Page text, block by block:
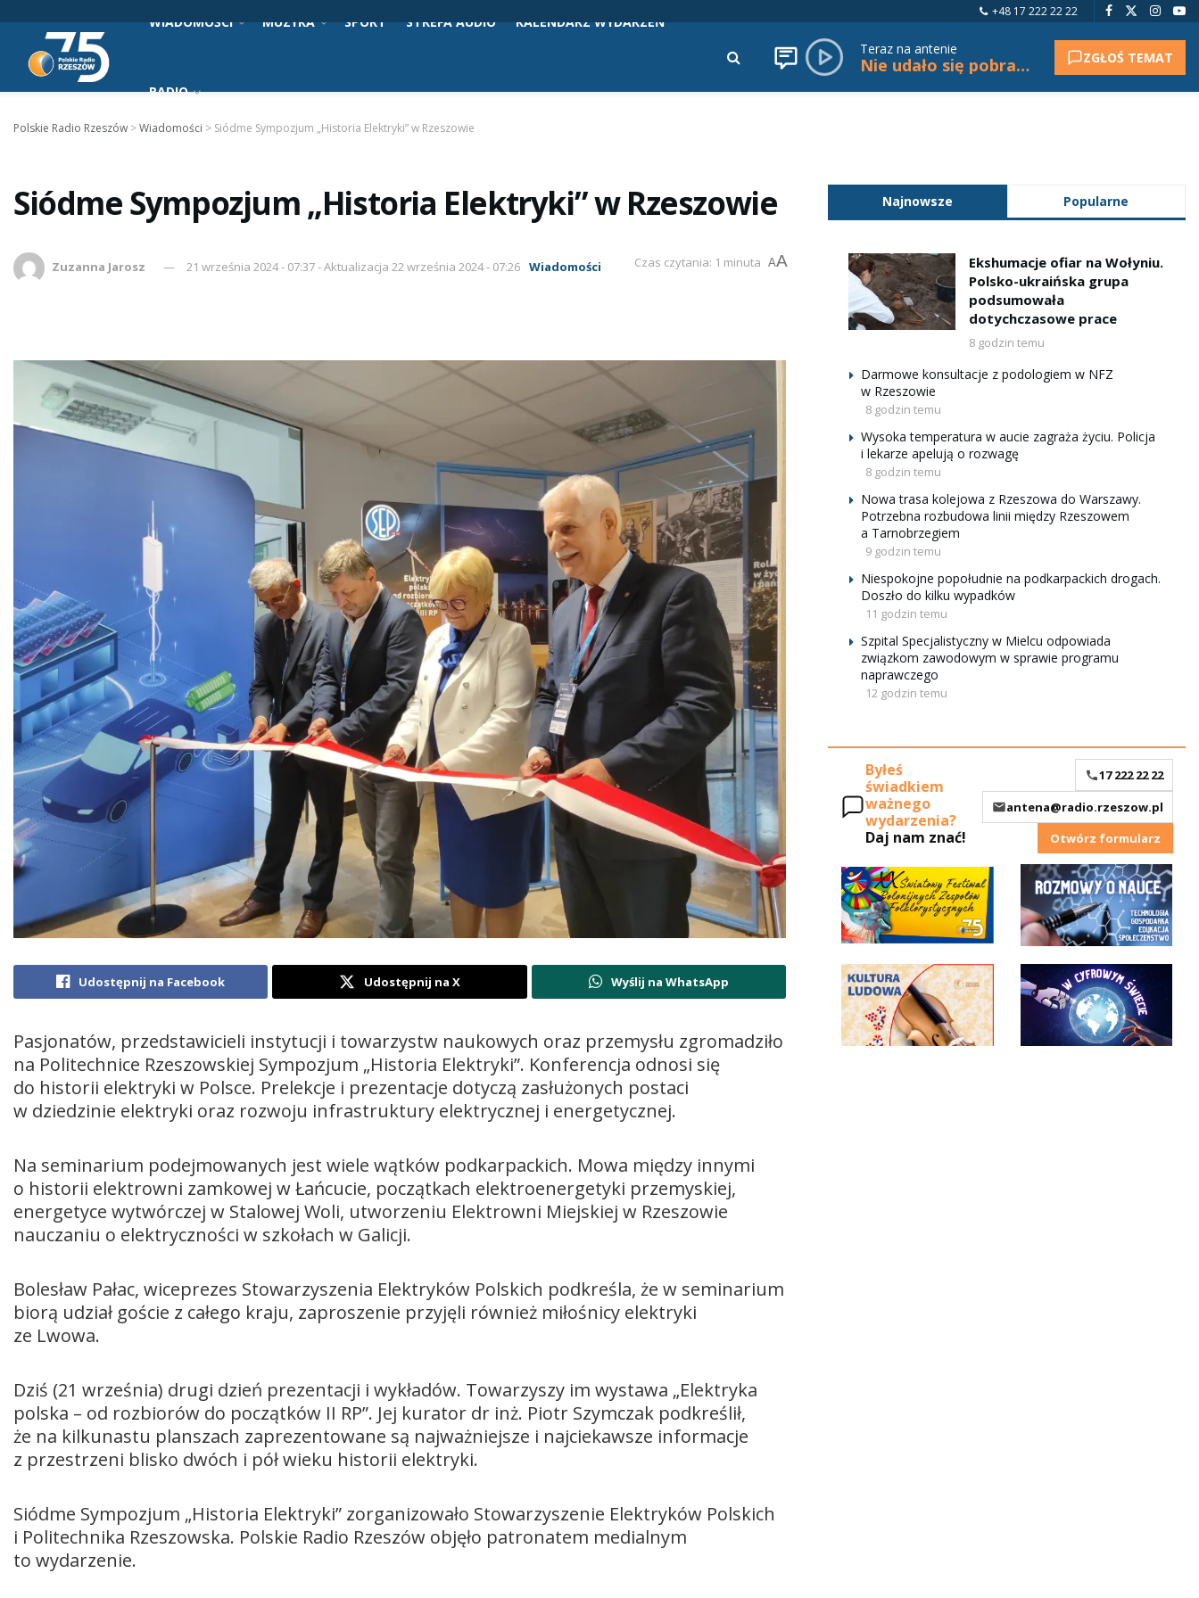
+48 17 222 22 22
WIADOMOŚCI MUZYKA SPORT STREFA AUDIO KALENDARZ WYDARZEŃ
RADIO
Teraz na antenie
Nie udało się pobrać tytułu. ZGŁOŚ TEMAT
Polskie Radio Rzeszów >Wiadomości > Siódme Sympozjum „Historia Elektryki” w Rzeszowie
Siódme Sympozjum „Historia Elektryki” w Rzeszowie
Zuzanna Jarosz 21 września 2024 - 07:37 - Aktualizacja 22 września 2024 - 07:26 Wiadomości Czas czytania: 1 minuta AA
Udostępnij na Facebook Udostępnij na X Wyślij na WhatsApp
Pasjonatów, przedstawicieli instytucji i towarzystw naukowych oraz przemysłu zgromadziło
na Politechnice Rzeszowskiej Sympozjum „Historia Elektryki”. Konferencja odnosi się
do historii elektryki w Polsce. Prelekcje i prezentacje dotyczą zasłużonych postaci
w dziedzinie elektryki oraz rozwoju infrastruktury elektrycznej i energetycznej.
Na seminarium podejmowanych jest wiele wątków podkarpackich. Mowa między innymi
o historii elektrowni zamkowej w Łańcucie, początkach elektroenergetyki przemyskiej,
energetyce wytwórczej w Stalowej Woli, utworzeniu Elektrowni Miejskiej w Rzeszowie
nauczaniu o elektryczności w szkołach w Galicji.
Bolesław Pałac, wiceprezes Stowarzyszenia Elektryków Polskich podkreśla, że w seminarium
biorą udział goście z całego kraju, zaproszenie przyjęli również miłośnicy elektryki
ze Lwowa.
Dziś (21 września) drugi dzień prezentacji i wykładów. Towarzyszy im wystawa „Elektryka
polska – od rozbiorów do początków II RP”. Jej kurator dr inż. Piotr Szymczak podkreślił,
że na kilkunastu planszach zaprezentowane są najważniejsze i najciekawsze informacje
z przestrzeni blisko dwóch i pół wieku historii elektryki.
Siódme Sympozjum „Historia Elektryki” zorganizowało Stowarzyszenie Elektryków Polskich
i Politechnika Rzeszowska. Polskie Radio Rzeszów objęło patronatem medialnym
to wydarzenie.
Najnowsze Popularne
Ekshumacje ofiar na Wołyniu.
Polsko-ukraińska grupa
podsumowała
dotychczasowe prace
8 godzin temu
Darmowe konsultacje z podologiem w NFZ
w Rzeszowie
8 godzin temu
Wysoka temperatura w aucie zagraża życiu. Policja
i lekarze apelują o rozwagę
8 godzin temu
Nowa trasa kolejowa z Rzeszowa do Warszawy.
Potrzebna rozbudowa linii między Rzeszowem
a Tarnobrzegiem
9 godzin temu
Niespokojne popołudnie na podkarpackich drogach.
Doszło do kilku wypadków
11 godzin temu
Szpital Specjalistyczny w Mielcu odpowiada
związkom zawodowym w sprawie programu
naprawczego
12 godzin temu
Byłeś
świadkiem
ważnego
wydarzenia?
Daj nam znać!
17 222 22 22
antena@radio.rzeszow.pl
Otwórz formularz